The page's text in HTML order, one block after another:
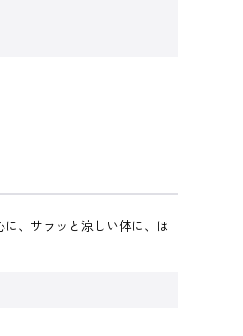
、サラッと涼しい体に、ほ